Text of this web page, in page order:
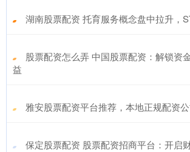
湖南股票配资 托育服务概念盘中拉升，
股票配资怎么弄 中国股票配资：解锁资
益
雅安股票配资平台推荐，本地正规配资
保定股票配资 股票配资招商平台：开启